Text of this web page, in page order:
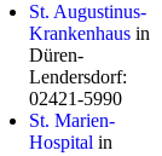
St. Augustinus-
Krankenhausin
Düren-
Lendersdorf:
02421-5990
St. Marien-
Hospital in